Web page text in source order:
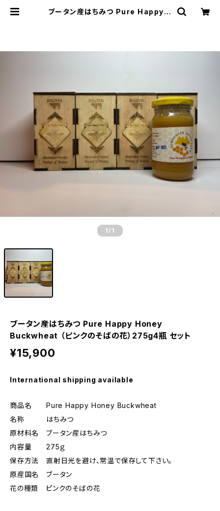
ブータン産はちみつ Pure Happy H
1 /1
ブータン産はちみつ Pure Happy Honey
Buckwheat （ピンクのそばの花）275g4瓶 セット
¥15,900
International shipping available
商品名 Pure Happy Honey Buckwheat
名称 はちみつ
原材料名 ブータン産はちみつ
内容量 275ｇ
保存方法 直射日光を避け、常温で保存して下さい。
原産国名 ブータン
花の種類 ピンクのそばの花